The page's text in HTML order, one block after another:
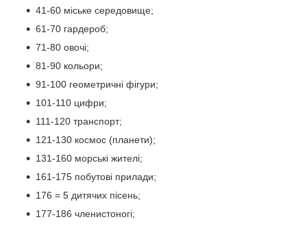
41-60 міське середовище;
61-70 гардероб;
71-80 овочі;
81-90 кольори;
91-100 геометричні фігури;
101-110 цифри;
111-120 транспорт;
121-130 космос (планети);
131-160 морські жителі;
161-175 побутові прилади;
176 = 5 дитячих пісень;
177-186 членистоногі;